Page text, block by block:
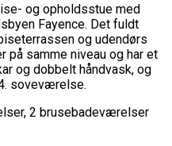
og opholdsstue med
Fayence. Det fuldt
og udendørs
på samme niveau og har et
og dobbelt håndvask, og
soveværelse.
2 brusebadeværelser